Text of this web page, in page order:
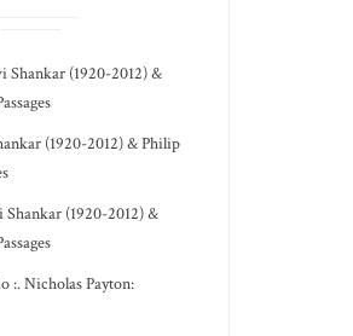
Shankar (1920-2012) &
(1920-2012) & Philip
Shankar (1920-2012) &
:. Nicholas Payton: